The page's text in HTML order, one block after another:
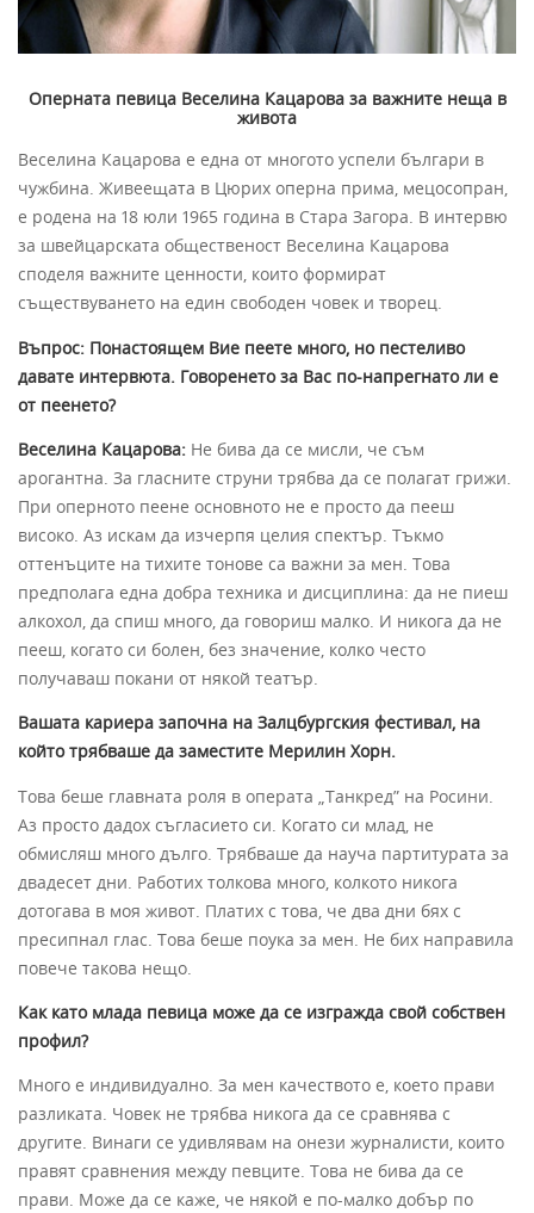
Оперната певица Веселина Кацарова за важните неща в
живота
Веселина Кацарова е една от многото успели българи в
чужбина. Живеещата в Цюрих оперна прима, мецосопран,
е родена на 18 юли 1965 година в Стара Загора. В интервю
за швейцарската общественост Веселина Кацарова
споделя важните ценности, които формират
съществуването на един свободен човек и творец.
Въпрос: Понастоящем Вие пеете много, но пестеливо
давате интервюта. Говоренето за Вас по-напрегнато ли е
от пеенето?
Веселина Кацарова: Не бива да се мисли, че съм
арогантна. За гласните струни трябва да се полагат грижи.
При оперното пеене основното не е просто да пееш
високо. Аз искам да изчерпя целия спектър. Тъкмо
оттенъците на тихите тонове са важни за мен. Това
предполага една добра техника и дисциплина: да не пиеш
алкохол, да спиш много, да говориш малко. И никога да не
пееш, когато си болен, без значение, колко често
получаваш покани от някой театър.
Вашата кариера започна на Залцбургския фестивал, на
който трябваше да заместите Мерилин Хорн.
Това беше главната роля в операта „Танкред” на Росини.
Аз просто дадох съгласието си. Когато си млад, не
обмисляш много дълго. Трябваше да науча партитурата за
двадесет дни. Работих толкова много, колкото никога
дотогава в моя живот. Платих с това, че два дни бях с
пресипнал глас. Това беше поука за мен. Не бих направила
повече такова нещо.
Как като млада певица може да се изгражда свой собствен
профил?
Много е индивидуално. За мен качеството е, което прави
разликата. Човек не трябва никога да се сравнява с
другите. Винаги се удивлявам на онези журналисти, които
правят сравнения между певците. Това не бива да се
прави. Може да се каже, че някой е по-малко добър по